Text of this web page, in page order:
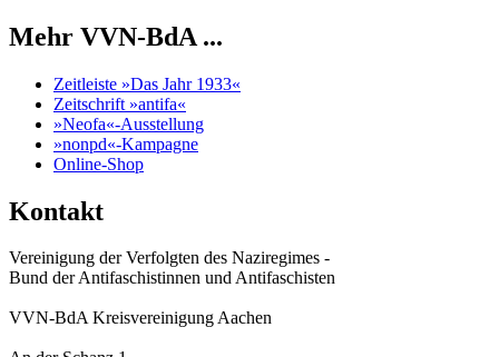
Mehr VVN-BdA ...
Zeitleiste »Das Jahr 1933«
Zeitschrift »antifa«
»Neofa«-Ausstellung
»nonpd«-Kampagne
Online-Shop
Kontakt
Vereinigung der Verfolgten des Naziregimes -
Bund der Antifaschistinnen und Antifaschisten
VVN-BdA Kreisvereinigung Aachen